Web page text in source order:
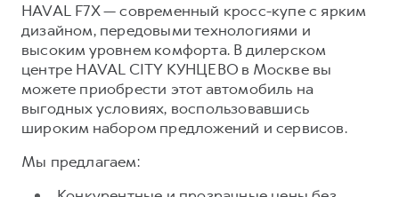
HAVAL F7X — современный кросс-купе с ярким
дизайном, передовыми технологиями и
высоким уровнем комфорта. В дилерском
центре HAVAL CITY КУНЦЕВО в Москве вы
можете приобрести этот автомобиль на
выгодных условиях, воспользовавшись
широким набором предложений и сервисов.
Мы предлагаем: